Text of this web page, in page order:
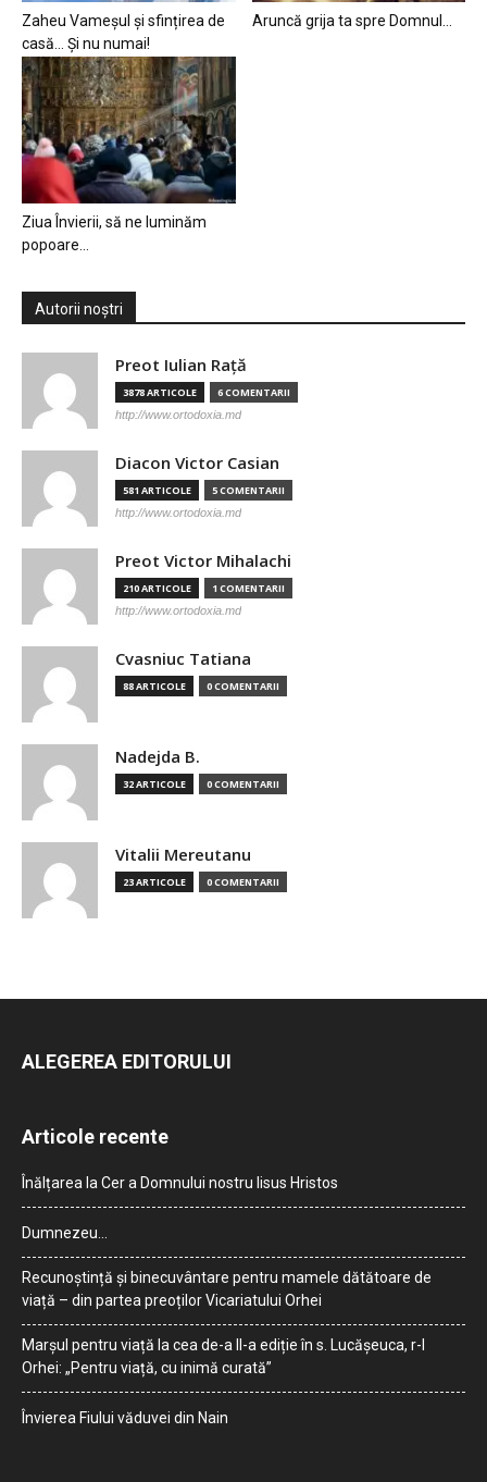
Zaheu Vameșul și sfințirea de
casă… Și nu numai!
Aruncă grija ta spre Domnul…
Ziua Învierii, să ne luminăm
popoare…
Autorii noștri
Preot Iulian Raţă
3878 ARTICOLE 6 COMENTARII
http://www.ortodoxia.md
Diacon Victor Casian
581 ARTICOLE 5 COMENTARII
http://www.ortodoxia.md
Preot Victor Mihalachi
210 ARTICOLE 1 COMENTARII
http://www.ortodoxia.md
Cvasniuc Tatiana
88 ARTICOLE 0 COMENTARII
Nadejda B.
32 ARTICOLE 0 COMENTARII
Vitalii Mereutanu
23 ARTICOLE 0 COMENTARII
ALEGEREA EDITORULUI
Articole recente
Înălțarea la Cer a Domnului nostru Iisus Hristos
Dumnezeu…
Recunoștință și binecuvântare pentru mamele dătătoare de
viață – din partea preoților Vicariatului Orhei
Marșul pentru viață la cea de-a II-a ediție în s. Lucășeuca, r-l
Orhei: „Pentru viață, cu inimă curată”
Învierea Fiului văduvei din Nain